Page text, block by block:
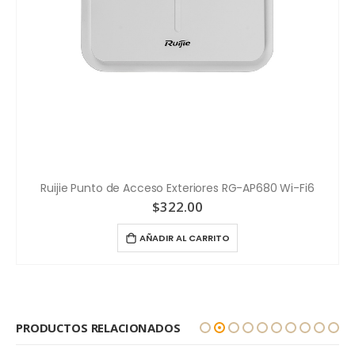
Ruijie Punto de Acceso Exteriores RG-AP680 Wi-Fi6
$322.00
AÑADIR AL CARRITO
PRODUCTOS RELACIONADOS